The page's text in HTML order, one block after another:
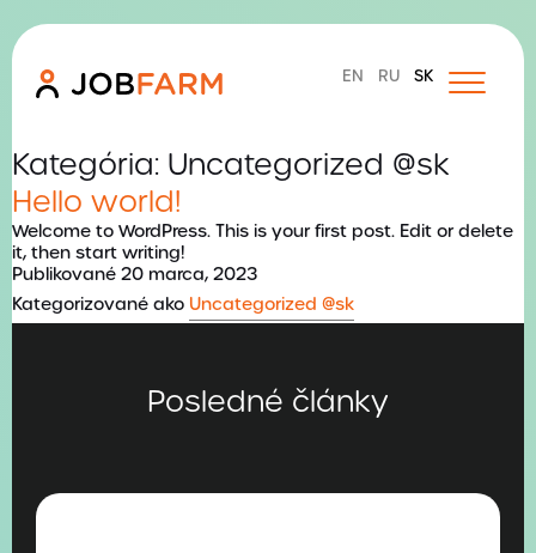
Domov
O nás
JOB FARM služby
HR | Strategické základy
CULTURE | Firemná kultúra, eventy & teambuildingy
EN RU SK
Kategória: Uncategorized @sk
Hello world!
Welcome to WordPress. This is your first post. Edit or delete
it, then start writing!
Publikované 20 marca, 2023
Kategorizované ako Uncategorized @sk
Posledné články